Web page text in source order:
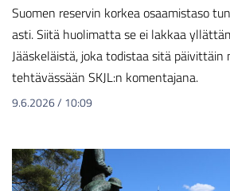
Suomen reservin korkea osaamistaso
asti. Siitä huolimatta se ei lakkaa
Jääskeläistä, joka todistaa sitä päivittäin
tehtävässään SKJL:n komentajana.
9.6.2026/ 10:09